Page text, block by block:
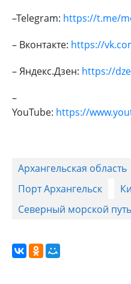
–Telegram: https://t.me/
– Вконтакте: https://
– Яндекс.Дзен: https://
–
YouTube: https://
Архангельская область
Порт Архангельск
Северный морской путь